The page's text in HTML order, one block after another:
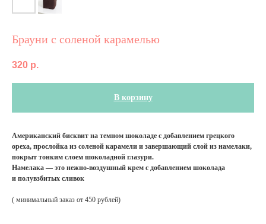
Брауни с соленой карамелью
320 р.
В корзину
Американский бисквит на темном шоколаде с добавлением грецкого
ореха, прослойка из соленой карамели и завершающий слой из намелаки,
покрыт тонким слоем шоколадной глазури.
Намелака — это нежно-воздушный крем с добавлением шоколада
и полувзбитых сливок
( минимальный заказ от 450 рублей)